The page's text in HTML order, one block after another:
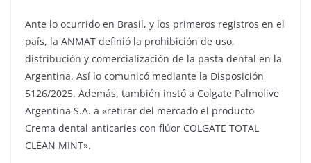
Ante lo ocurrido en Brasil, y los primeros registros en el
país, la ANMAT definió la prohibición de uso,
distribución y comercialización de la pasta dental en la
Argentina. Así lo comunicó mediante la Disposición
5126/2025. Además, también instó a Colgate Palmolive
Argentina S.A. a «retirar del mercado el producto
Crema dental anticaries con flúor COLGATE TOTAL
CLEAN MINT».